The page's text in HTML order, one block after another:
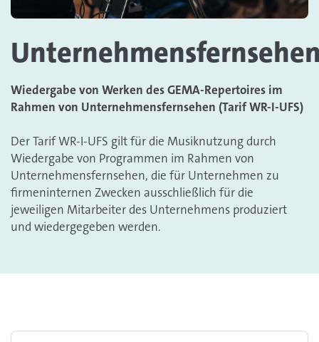
Wiedergabe von Werken des GEMA-Repertoires im
Rahmen von Unternehmensfernsehen (Tarif WR-I-UFS)
Der Tarif WR-I-UFS gilt für die Musiknutzung durch
Wiedergabe von Programmen im Rahmen von
Unternehmensfernsehen, die für Unternehmen zu
firmeninternen Zwecken ausschließlich für die
jeweiligen Mitarbeiter des Unternehmens produziert
und wiedergegeben werden.